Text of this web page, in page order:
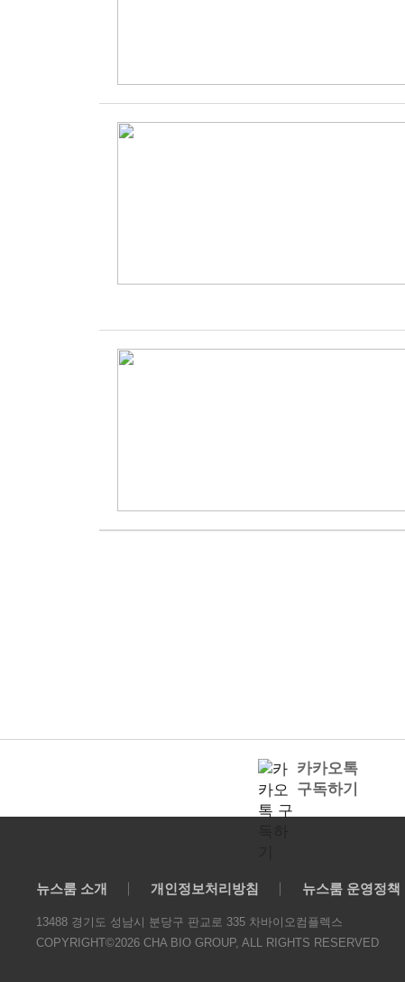
카카오톡
구독하기
뉴스룸 소개 개인정보처리방침 뉴스룸 운영정책
13488 경기도 성남시 분당구 판교로 335 차바이오컴플렉스
COPYRIGHT©2026 CHA BIO GROUP, ALL RIGHTS RESERVED